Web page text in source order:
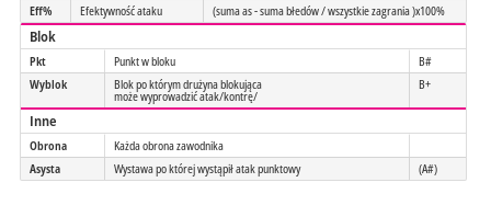
Eff%
Efektywność ataku (suma as - suma błedów / wszystkie zagrania )x100%
Blok
Pkt Punkt w bloku
B#
Wyblok
Blok po którym drużyna blokująca
może wyprowadzić atak/kontrę/
B+
Inne
Obrona
Każda obrona zawodnika
Asysta
Wystawa po której wystąpił atak punktowy (A#)